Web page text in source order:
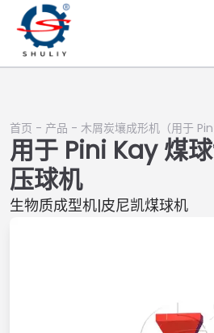
首页 - 产品 - 木屑炭壤成形机（用于 Pin
用于 Pini Kay 煤
压球机
生物质成型机|皮尼凯煤球机